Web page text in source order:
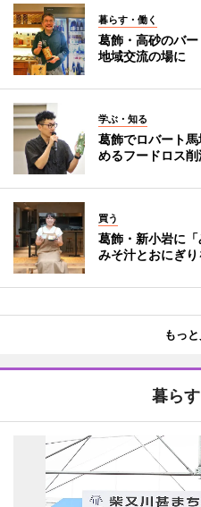
暮らす・働く
葛飾・高砂のバ
地域交流の場に
学ぶ・知る
葛飾でロバート
めるフードロス
買う
葛飾・新小岩に
みそ汁とおにぎ
もっ
暮ら